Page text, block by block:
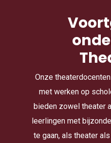
Onze
met werken op
bieden zowel theater
leerlingen met
te gaan, als theater